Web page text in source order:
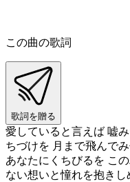
この曲の歌詞
歌詞を贈る
愛していると言えば 嘘
ちづけを 月まで飛んで
あなたにくちびるを こ
ない想いと憧れを抱きし